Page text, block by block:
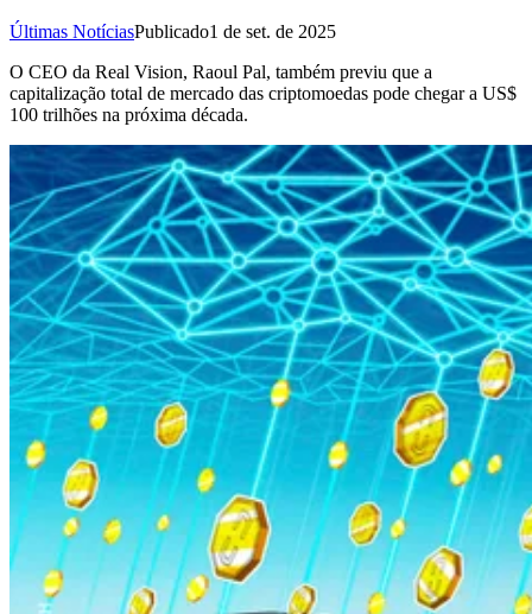
Últimas NotíciasPublicado1 de set. de 2025
O CEO da Real Vision, Raoul Pal, também previu que a
capitalização total de mercado das criptomoedas pode chegar a US$
100 trilhões na próxima década.